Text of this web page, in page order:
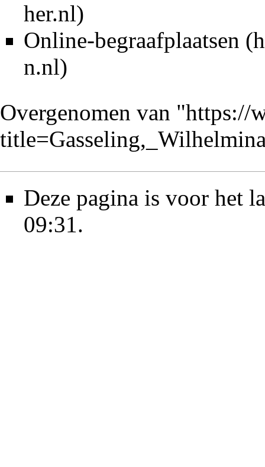
Online-begraafplaatsen
Overgenomen van "https://
Deze pagina is voor het
09:31.